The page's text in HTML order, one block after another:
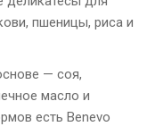
пшеницы, риса и
— соя,
масло и
есть Benevo